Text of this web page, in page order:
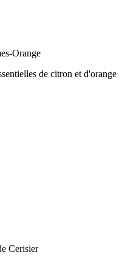
Orange
de citron et d'orange
Cerisier